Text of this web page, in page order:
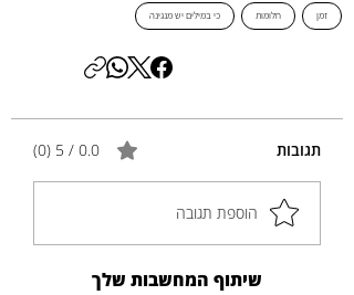
זמן חלומות כי במילים יש מנגינה
תגובות 0.0 / 5 ‏(0)
הוספת תגובה
שיתוף המחשבות שלך